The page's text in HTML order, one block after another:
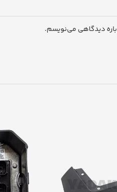
دیدگاهی می‌نویسم.